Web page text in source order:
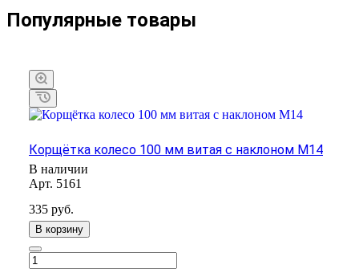
Популярные товары
Корщётка колесо 100 мм витая с наклоном М14
В наличии
Арт. 5161
335 руб.
В корзину